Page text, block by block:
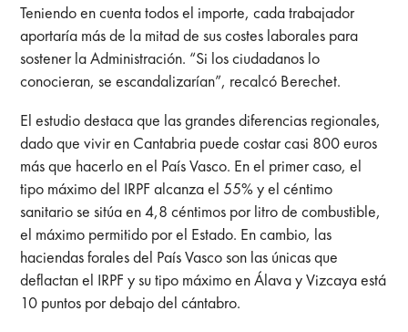
Teniendo en cuenta todos el importe, cada trabajador
aportaría más de la mitad de sus costes laborales para
sostener la Administración. “Si los ciudadanos lo
conocieran, se escandalizarían”, recalcó Berechet.
El estudio destaca que las grandes diferencias regionales,
dado que vivir en Cantabria puede costar casi 800 euros
más que hacerlo en el País Vasco. En el primer caso, el
tipo máximo del IRPF alcanza el 55% y el céntimo
sanitario se sitúa en 4,8 céntimos por litro de combustible,
el máximo permitido por el Estado. En cambio, las
haciendas forales del País Vasco son las únicas que
deflactan el IRPF y su tipo máximo en Álava y Vizcaya está
10 puntos por debajo del cántabro.